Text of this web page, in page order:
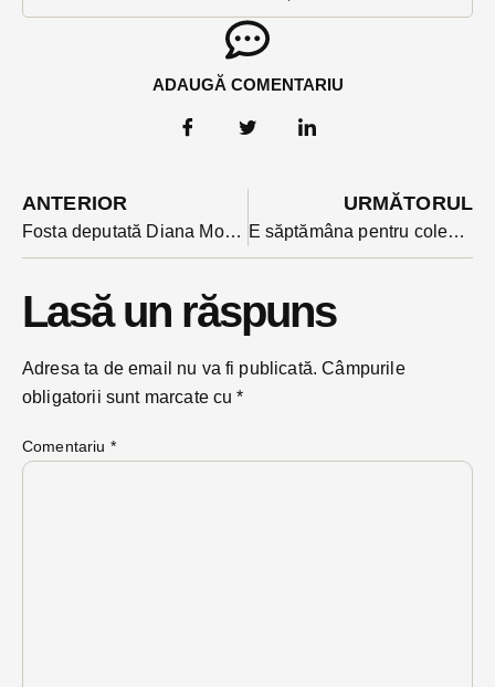
ADAUGĂ COMENTARIU
ANTERIOR
Fosta deputată Diana Morar propusă vicepremier în Guvernul Veștea. Bogdan Ivan e propunerea pentru Energie
URMĂTORUL
E săptămâna pentru colectarea plasticului în cartierele Bistriței. ADI Deșeuri: ”Pregătiți miercuri pubela galbenă”
Lasă un răspuns
Adresa ta de email nu va fi publicată. Câmpurile
obligatorii sunt marcate cu*
Comentariu *